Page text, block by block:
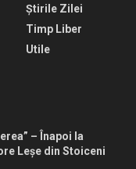
Știrile Zilei
Timp Liber
Utile
– Înapoi la
Leșe din Stoiceni